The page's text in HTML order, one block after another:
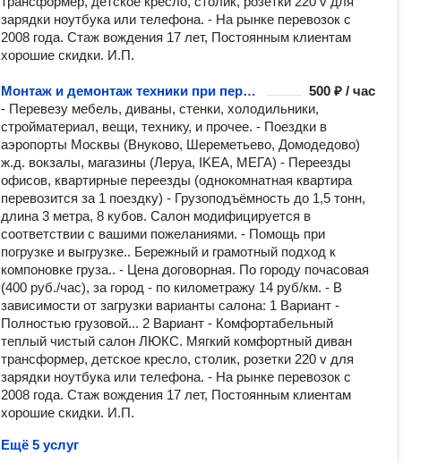
зарядки ноутбука или телефона. - На рынке перевозок с
2008 года. Стаж вождения 17 лет, Постоянным клиентам
хорошие скидки. И.П.
Монтаж и демонтаж техники при перевозке
500 ₽ / час
- Перевезу мебель, диваны, стенки, холодильники,
стройматериал, вещи, технику, и прочее. - Поездки в
аэропорты Москвы (Внуково, Шереметьево, Домодедово)
ж.д. вокзалы, магазины (Леруа, IKEA, МЕГА) - Переезды
офисов, квартирные переезды (однокомнатная квартира
перевозится за 1 поездку) - Грузоподъёмность до 1,5 тонн,
длина 3 метра, 8 кубов. Салон модифицируется в
соответствии с вашими пожеланиями. - Помощь при
погрузке и выгрузке.. Бережный и грамотный подход к
компоновке груза.. - Цена договорная. По городу почасовая
(400 руб./час), за город - по километражу 14 руб/км. - В
зависимости от загрузки варианты салона: 1 Вариант -
Полностью грузовой... 2 Вариант - Комфортабельный
теплый чистый салон ЛЮКС. Мягкий комфортный диван
трансформер, детское кресло, столик, розетки 220 v для
зарядки ноутбука или телефона. - На рынке перевозок с
2008 года. Стаж вождения 17 лет, Постоянным клиентам
хорошие скидки. И.П.
Ещё 5 услуг